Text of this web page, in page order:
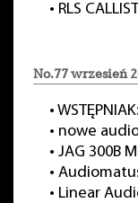
• RLS
No.77 wrzesień
• WSTĘPNIAK:
• nowe
• JAG 300B
•
• Linear